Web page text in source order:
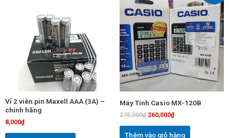
Vỉ 2 viên pin Maxell AAA (3A) –
chính hãng
8,000₫
Máy Tính Casio MX-120B
275,000₫
275,000₫.
260,000₫
tại
là:
260,000₫.
Thêm vào giỏ hàng